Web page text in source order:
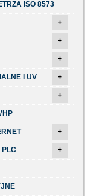
ISO 8573
+
+
+
I UV +
+
+
PLC +